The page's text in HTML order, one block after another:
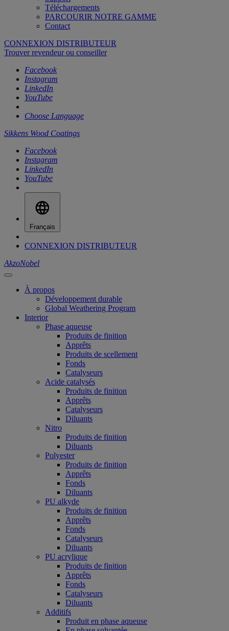
Téléchargements
PARCOURIR NOTRE GAMME
Contact
CONNEXION DISTRIBUTEUR
Trouver revendeur ou conseiller
Facebook
Instagram
LinkedIn
YouTube
Choose Language
Sikkens Wood Coatings
Facebook
Instagram
LinkedIn
YouTube
Français
CONNEXION DISTRIBUTEUR
AkzoNobel
À propos
Développement durable
Global Weathering Program
Interior
Phase aqueuse
Produits de finition
Apprêts
Produits de scellement
Fonds
Catalyseurs
Acide catalysés
Produits de finition
Apprêts
Catalyseurs
Diluants
Nitro
Produits de finition
Diluants
Polyester
Produits de finition
Apprêts
Fonds
Diluants
PU alkyde
Produits de finition
Apprêts
Fonds
Catalyseurs
Diluants
PU acrylique
Produits de finition
Apprêts
Fonds
Catalyseurs
Diluants
Additifs
Produit en phase aqueuse